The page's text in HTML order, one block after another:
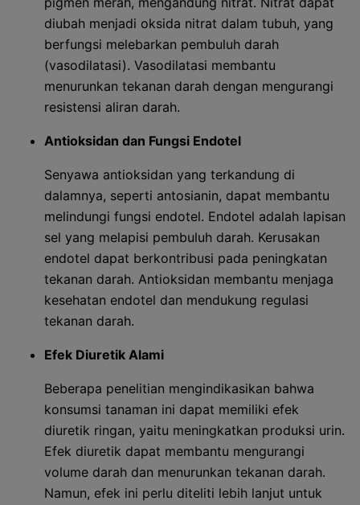
diubah menjadi oksida nitrat dalam tubuh, yang
berfungsi melebarkan pembuluh darah
(vasodilatasi). Vasodilatasi membantu
menurunkan tekanan darah dengan mengurangi
resistensi aliran darah.
Antioksidan dan Fungsi Endotel
Senyawa antioksidan yang terkandung di
dalamnya, seperti antosianin, dapat membantu
melindungi fungsi endotel. Endotel adalah lapisan
sel yang melapisi pembuluh darah. Kerusakan
endotel dapat berkontribusi pada peningkatan
tekanan darah. Antioksidan membantu menjaga
kesehatan endotel dan mendukung regulasi
tekanan darah.
Efek Diuretik Alami
Beberapa penelitian mengindikasikan bahwa
konsumsi tanaman ini dapat memiliki efek
diuretik ringan, yaitu meningkatkan produksi urin.
Efek diuretik dapat membantu mengurangi
volume darah dan menurunkan tekanan darah.
Namun, efek ini perlu diteliti lebih lanjut untuk